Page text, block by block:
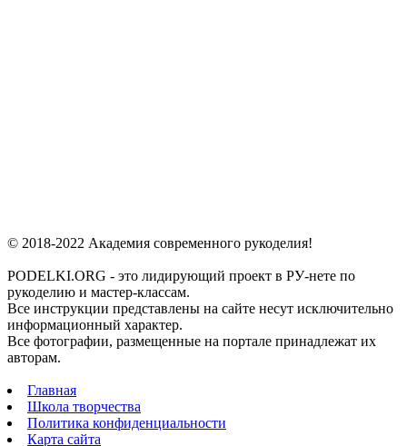
© 2018-2022 Академия современного рукоделия!
PODELKI.ORG - это лидирующий проект в РУ-нете по
рукоделию и мастер-классам.
Все инструкции представлены на сайте несут исключительно
информационный характер.
Все фотографии, размещенные на портале принадлежат их
авторам.
Главная
Школа творчества
Политика конфиденциальности
Карта сайта